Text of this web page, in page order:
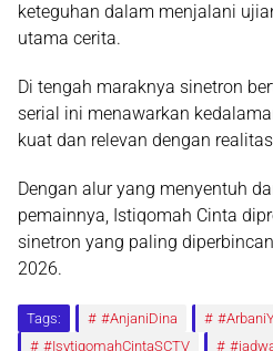
keteguhan dalam menjalani
utama cerita.
Di tengah maraknya sinetron
serial ini menawarkan
kuat dan relevan dengan
Dengan alur yang menyentuh
pemainnya, Istiqomah Cinta
sinetron yang paling
2026.
Tags: #AnjaniDina
#IsytiqomahCintaSCTV